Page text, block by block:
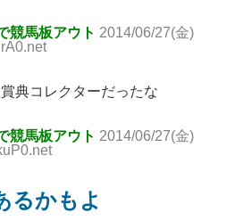
競馬板アウト 2014/06/27(金)
典コレクターだったな
競馬板アウト 2014/06/27(金)
るかもよ